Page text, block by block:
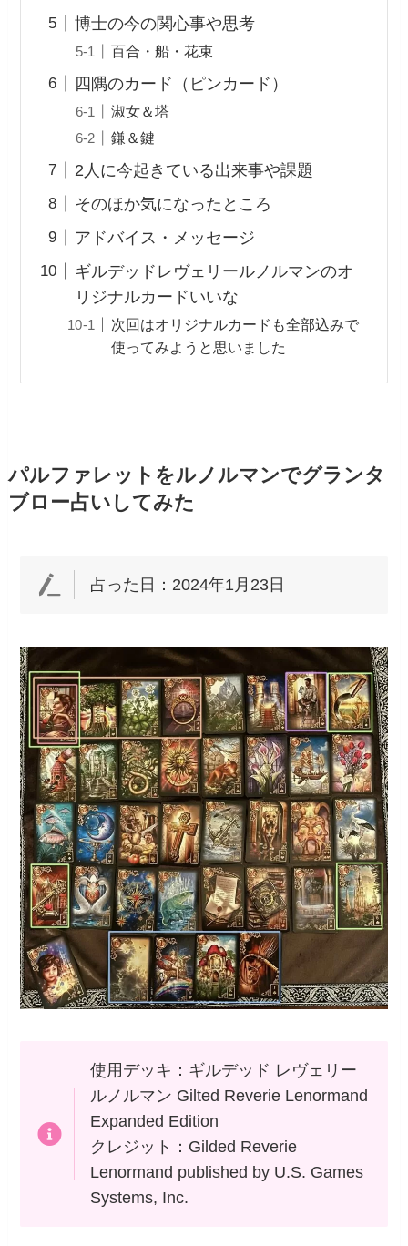
博士の今の関心事や思考
百合・船・花束
四隅のカード（ピンカード）
淑女＆塔
鎌＆鍵
2人に今起きている出来事や課題
そのほか気になったところ
アドバイス・メッセージ
ギルデッドレヴェリールノルマンのオ
リジナルカードいいな
次回はオリジナルカードも全部込みで
使ってみようと思いました
パルファレットをルノルマンでグランタ
ブロー占いしてみた
占った日：2024年1月23日
使用デッキ：ギルデッド レヴェリー
ルノルマン Gilted Reverie Lenormand
Expanded Edition
クレジット：Gilded Reverie
Lenormand published by U.S. Games
Systems, Inc.